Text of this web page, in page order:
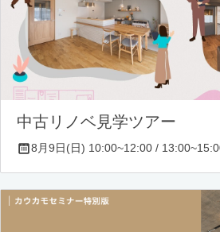
中古リノベ見学ツアー
8月9日(日) 10:00~12:00 /